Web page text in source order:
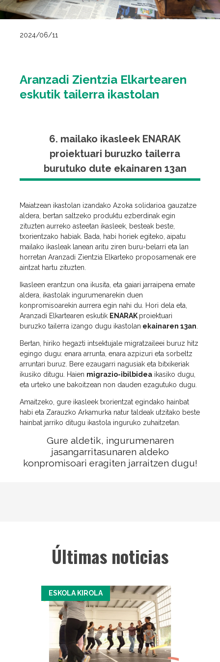
2024/06/11
Aranzadi Zientzia Elkartearen
eskutik tailerra ikastolan
6. mailako ikasleek ENARAK
proiektuari buruzko tailerra
burutuko dute ekainaren 13an
Maiatzean ikastolan izandako Azoka solidarioa gauzatze
aldera, bertan saltzeko produktu ezberdinak egin
zituzten aurreko asteetan ikasleek, besteak beste,
txorientzako habiak. Bada, habi horiek egiteko, aipatu
mailako ikasleak lanean aritu ziren buru-belarri eta lan
horretan Aranzadi Zientzia Elkarteko proposamenak ere
aintzat hartu zituzten.
Ikasleen erantzun ona ikusita, eta gaiari jarraipena emate
aldera, ikastolak ingurumenarekin duen
konpromisoarekin aurrera egin nahi du. Hori dela eta,
Aranzadi Elkartearen eskutik ENARAK proiektuari
buruzko tailerra izango dugu ikastolan ekainaren 13an
Bertan, hiriko hegazti intsektujale migratzaileei buruz hitz
egingo dugu: enara arrunta, enara azpizuri eta sorbeltz
arruntari buruz. Bere ezaugarri nagusiak eta bitxikeriak
ikusiko ditugu. Haien migrazio-ibilbidea ikasiko dugu,
eta urteko une bakoitzean non dauden ezagutuko dugu.
Amaitzeko, gure ikasleek txorientzat egindako hainbat
habi eta Zarauzko Arkamurka natur taldeak utzitako beste
hainbat jarriko ditugu ikastola inguruko zuhaitzetan.
Gure aldetik, ingurumenaren
jasangarritasunaren aldeko
konpromisoari eragiten jarraitzen dugu!
Últimas noticias
ESKOLA KIROLA